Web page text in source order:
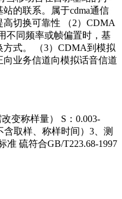
的联系。属于cdma通信
切换可靠性 （2）CDMA
不同频率或帧偏置时，基
式。 （3）CDMA到模拟
业务信道向模拟话音信道
变称样量） S：0.003-
含取样、称样时间）3、测
准 硫符合GB/T223.68-1997